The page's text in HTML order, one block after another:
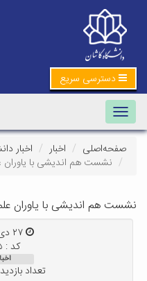
دسترسی سریع
Toggle navigation
صفحه‌اصلی اخبار
اخبار
نشست هم اندیشی با یاوران
نشست هم اندیشی با یاوران
۲۷ دی ۱۴۰۱ | ۲۲:۳۰
کد : ۲۱۲۳۵
تعداد